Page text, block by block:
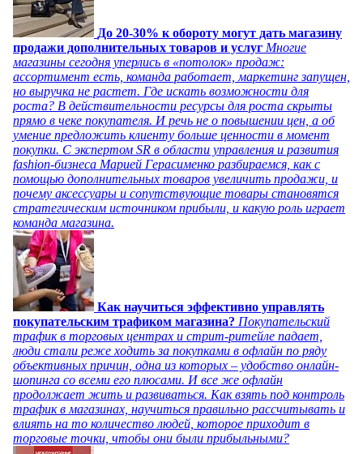
До 20-30% к обороту могут дать магазину
продажи дополнительных товаров и услуг Многие
магазины сегодня уперлись в «потолок» продаж:
ассортимент есть, команда работает, маркетинг запущен,
но выручка не растет. Где искать возможности для
роста? В действительности ресурсы для роста скрыты
прямо в чеке покупателя. И речь не о повышении цен, а об
умение предложить клиенту больше ценности в момент
покупки. С экспертом SR в области управления и развития
fashion-бизнеса Марией Герасименко разбираемся, как с
помощью дополнительных товаров увеличить продажи, и
почему аксессуары и сопутствующие товары становятся
стратегическим источником прибыли, и какую роль играет
команда магазина.
Как научиться эффективно управлять
покупательским трафиком магазина? Покупательский
трафик в торговых центрах и стрит-ритейле падает,
люди стали реже ходить за покупками в офлайн по ряду
объективных причин, одна из которых – удобство онлайн-
шопинга со всеми его плюсами. И все же офлайн
продолжает жить и развиваться. Как взять под контроль
трафик в магазинах, научиться правильно рассчитывать и
влиять на то количество людей, которое приходит в
торговые точки, чтобы они были прибыльными?